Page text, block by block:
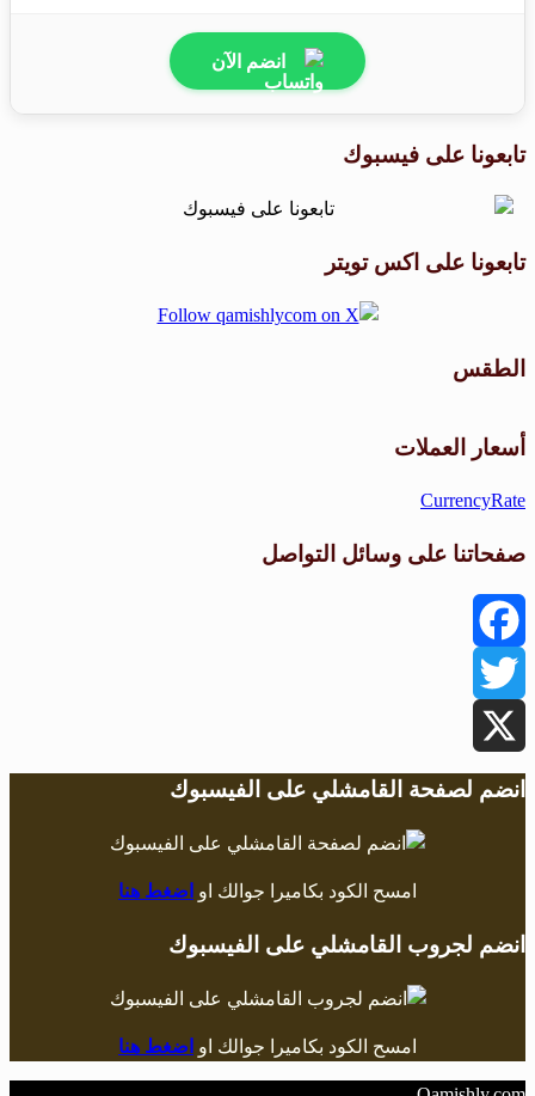
انضم الآن
تابعونا على فيسبوك
تابعونا على اكس تويتر
الطقس
أسعار العملات
CurrencyRate
صفحاتنا على وسائل التواصل
Facebook
Twitter
X
انضم لصفحة القامشلي على الفيسبوك
امسح الكود بكاميرا جوالك او اضغط هنا
انضم لجروب القامشلي على الفيسبوك
امسح الكود بكاميرا جوالك او اضغط هنا